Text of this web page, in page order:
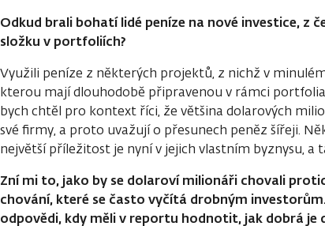
Odkud brali bohatí lidé peníze na nové investice, z
složku v portfoliích?
Využili peníze z některých projektů, z nichž v
kterou mají dlouhodobě připravenou v rámci
bych chtěl pro kontext říci, že většina dolarových
své firmy, a proto uvažují o přesunech peněz šířeji.
největší příležitost je nyní v jejich vlastním byznysu, a
Zní mi to, jako by se dolaroví milionáři chovali
chování, které se často vyčítá drobným
odpovědi, kdy měli v reportu hodnotit, jak dobrá je